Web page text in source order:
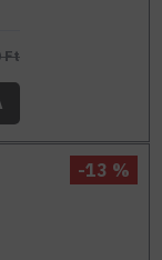
Ft
-13 %